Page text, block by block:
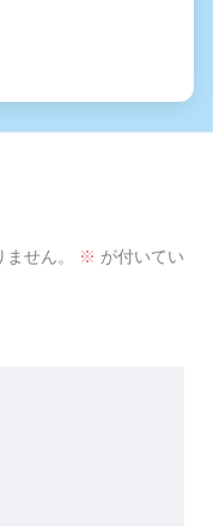
せん。 ※ が付いてい